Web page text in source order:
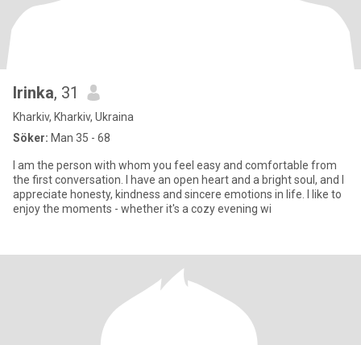
Irinka, 31
Kharkiv, Kharkiv, Ukraina
Söker: Man 35 - 68
I am the person with whom you feel easy and comfortable from
the first conversation. I have an open heart and a bright soul, and I
appreciate honesty, kindness and sincere emotions in life. I like to
enjoy the moments - whether it's a cozy evening wi